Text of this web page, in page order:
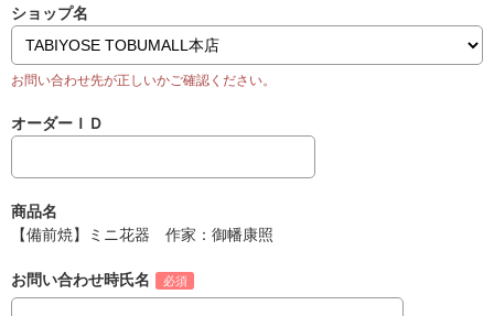
ショップ名
オーダーＩＤ
商品名
【備前焼】ミニ花器 作家：御幡康照
お問い合わせ時氏名